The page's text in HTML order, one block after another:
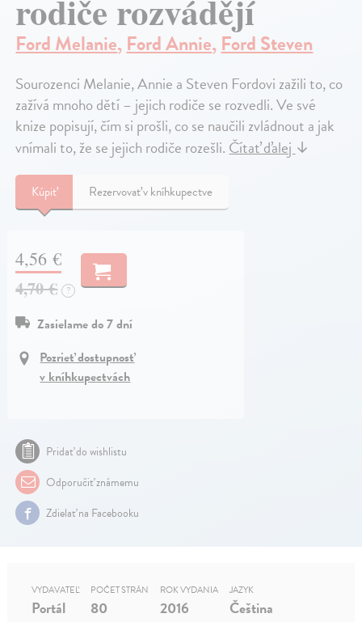
rodiče rozvádějí
Ford Melanie,Ford Annie,Ford Steven
Sourozenci Melanie, Annie a Steven Fordovi zažili to, co
zažívá mnoho dětí – jejich rodiče se rozvedli. Ve své
knize popisují, čím si prošli, co se naučili zvládnout a jak
vnímali to, že se jejich rodiče rozešli.Čítať ďalej↓
Kúpiť Rezervovať v kníhkupectve
4,56 €
4,70 € ?
Zasielame do 7 dní
Pozrieť dostupnosť
v kníhkupectvách
Pridať do wishlistu
Odporučiť známemu
Zdielať na Facebooku
VYDAVATEĽ
Portál
POČET STRÁN
80
ROK VYDANIA
2016
JAZYK
Čeština